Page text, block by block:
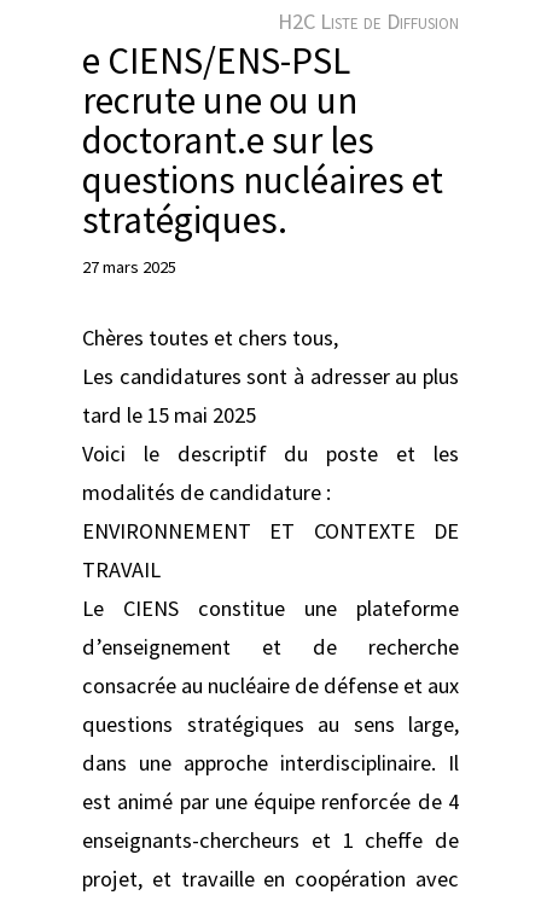
r
H2C Liste de Diffusion
e CIENS/ENS-PSL
recrute une ou un
doctorant.e sur les
questions nucléaires et
stratégiques.
27 mars 2025
Chères toutes et chers tous,
Les candidatures sont à adresser au plus
tard le 15 mai 2025
Voici le descriptif du poste et les
modalités de candidature :
ENVIRONNEMENT ET CONTEXTE DE
TRAVAIL
Le CIENS constitue une plateforme
d’enseignement et de recherche
consacrée au nucléaire de défense et aux
questions stratégiques au sens large,
dans une approche interdisciplinaire. Il
est animé par une équipe renforcée de 4
enseignants-chercheurs et 1 cheffe de
projet, et travaille en coopération avec